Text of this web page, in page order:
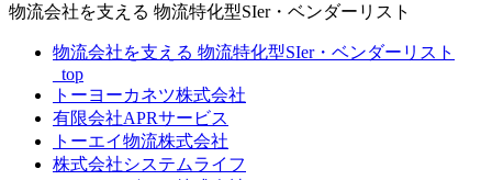
物流会社を支える 物流特化型SIer・ベンダーリスト
物流会社を支える 物流特化型SIer・ベンダーリスト
_top
トーヨーカネツ株式会社
有限会社APRサービス
トーエイ物流株式会社
株式会社システムライフ